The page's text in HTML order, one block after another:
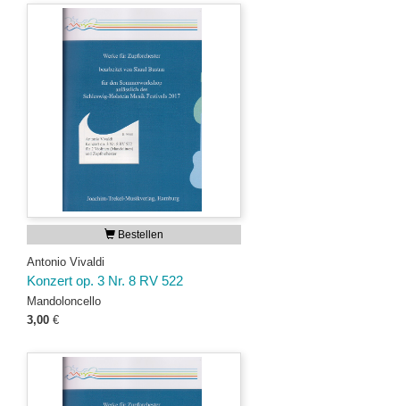
Bestellen
Antonio Vivaldi
Konzert op. 3 Nr. 8 RV 522
Mandoloncello
3,00 €